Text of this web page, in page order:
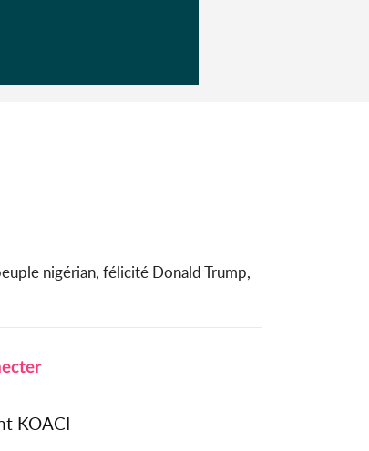
nigérian, félicité Donald Trump,
KOACI